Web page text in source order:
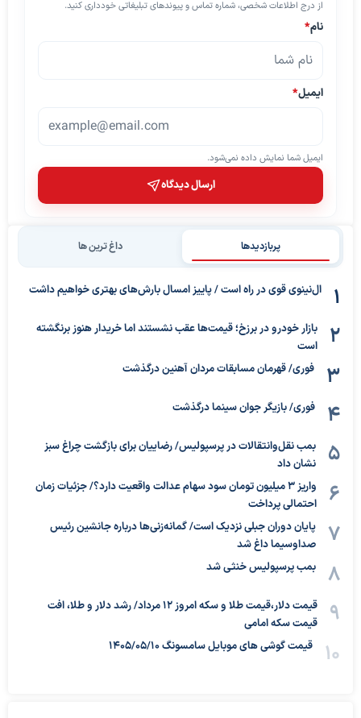
از درج اطلاعات شخصی، شماره تماس و پیوندهای تبلیغاتی خودداری کنید.
نام*
ایمیل*
ایمیل شما نمایش داده نمی‌شود.
ارسال دیدگاه
پربازدیدها داغ ترین ها
ال‌نینوی قوی در راه است / پاییز امسال بارش‌های بهتری خواهیم داشت
بازار خودرو در برزخ؛ قیمت‌ها عقب نشستند اما خریدار هنوز برنگشته
است
فوری/ قهرمان مسابقات مردان آهنین درگذشت
فوری/ بازیگر جوان سینما درگذشت
بمب نقل‌وانتقالات در پرسپولیس/ رضاییان برای بازگشت چراغ سبز
نشان داد
واریز ۳ میلیون تومان سود سهام عدالت واقعیت دارد؟/ جزئیات زمان
احتمالی پرداخت
پایان دوران جبلی نزدیک است/ گمانه‌زنی‌ها درباره جانشین رئیس
صداوسیما داغ شد
بمب پرسپولیس خنثی شد
قیمت دلار،قیمت طلا و سکه امروز ۱۲ مرداد/ رشد دلار و طلا، افت
قیمت سکه امامی
قیمت گوشی های موبایل سامسونگ 1405/05/10